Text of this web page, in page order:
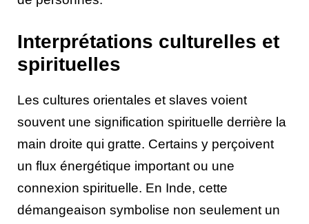
Interprétations culturelles et
spirituelles
Les cultures orientales et slaves voient
souvent une signification spirituelle derrière la
main droite qui gratte. Certains y perçoivent
un flux énergétique important ou une
connexion spirituelle. En Inde, cette
démangeaison symbolise non seulement un